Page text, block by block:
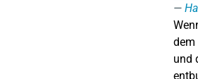
dem
und